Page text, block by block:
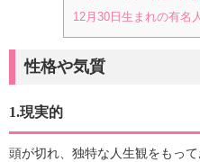
12月30日生まれの有名
性格や気質
1.現実的
頭が切れ、独特な人生観をもっ